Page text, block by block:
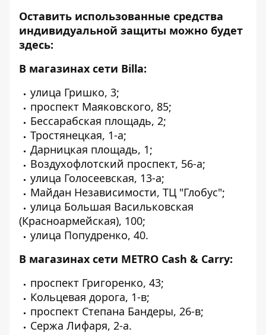
Оставить использованные средства
индивидуальной защиты можно будет
здесь:
В магазинах сети Billa:
улица Гришко, 3;
проспект Маяковского, 85;
Бессарабская площадь, 2;
Тростянецкая, 1-а;
Дарницкая площадь, 1;
Воздухофлотский проспект, 56-а;
улица Голосеевская, 13-а;
Майдан Независимости, ТЦ "Глобус";
улица Большая Васильковская
(Красноармейская), 100;
улица Попудренко, 40.
В магазинах сети METRO Cash & Carry:
проспект Григоренко, 43;
Кольцевая дорога, 1-в;
проспект Степана Бандеры, 26-в;
Сержа Лифаря, 2-а.